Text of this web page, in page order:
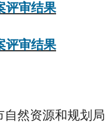
评审结果
评审结果
然资源和规划局